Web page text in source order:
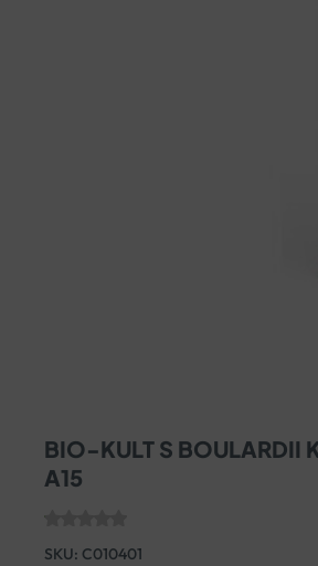
BIO-KULT S BOULARDII
A15
SKU: C010401